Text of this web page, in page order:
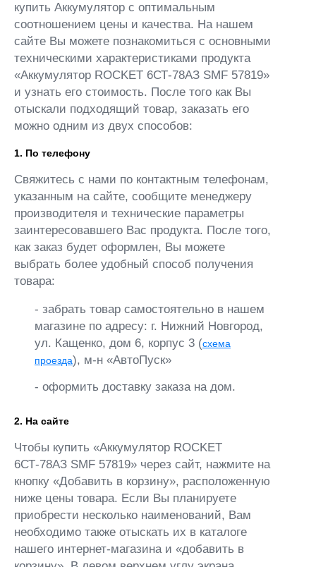
купить Аккумулятор с оптимальным
соотношением цены и качества. На нашем
сайте Вы можете познакомиться с основными
техническими характеристиками продукта
«Аккумулятор ROCKET 6СТ-78АЗ SMF 57819»
и узнать его стоимость. После того как Вы
отыскали подходящий товар, заказать его
можно одним из двух способов:
1. По телефону
Свяжитесь с нами по контактным телефонам,
указанным на сайте, сообщите менеджеру
производителя и технические параметры
заинтересовавшего Вас продукта. После того,
как заказ будет оформлен, Вы можете
выбрать более удобный способ получения
товара:
- забрать товар самостоятельно в нашем
магазине по адресу: г. Нижний Новгород,
ул. Кащенко, дом 6, корпус 3 (схема
проезда), м-н «АвтоПуск»
- оформить доставку заказа на дом.
2. На сайте
Чтобы купить «Аккумулятор ROCKET
6СТ-78АЗ SMF 57819» через сайт, нажмите на
кнопку «Добавить в корзину», расположенную
ниже цены товара. Если Вы планируете
приобрести несколько наименований, Вам
необходимо также отыскать их в каталоге
нашего интернет-магазина и «добавить в